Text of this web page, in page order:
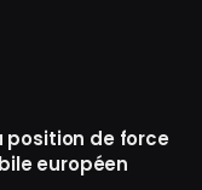
de force
européen